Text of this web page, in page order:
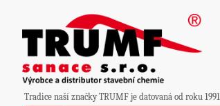
Tradice naší značky TRUMF je datovaná od roku 1991